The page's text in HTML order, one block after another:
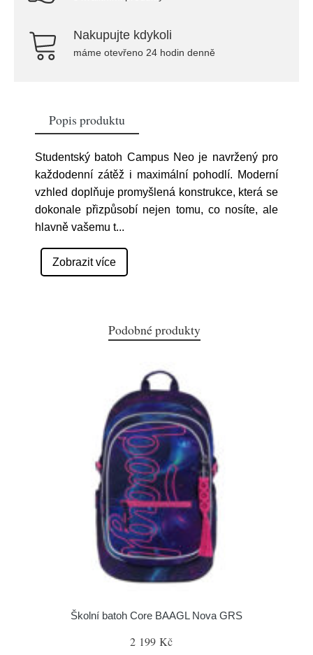
Nakupujte kdykoli
máme otevřeno 24 hodin denně
Popis produktu
Studentský batoh Campus Neo je navržený pro
každodenní zátěž i maximální pohodlí. Moderní
vzhled doplňuje promyšlená konstrukce, která se
dokonale přizpůsobí nejen tomu, co nosíte, ale
hlavně vašemu t...
Zobrazit více
Podobné produkty
Školní batoh Core BAAGL Nova GRS
2 199 Kč